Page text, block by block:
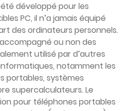
été développé pour les
PC, il n’a jamais équipé
des ordinateurs personnels.
ou non des
utilisé par d’autres
notamment les
portables, systèmes
supercalculateurs. Le
pour téléphones portables